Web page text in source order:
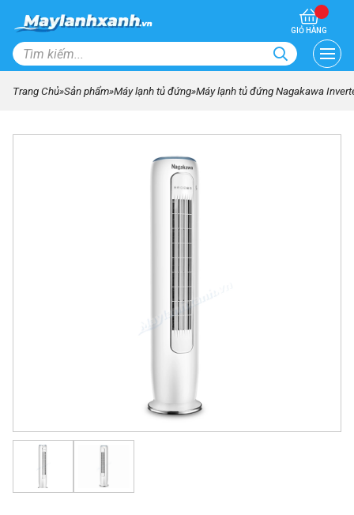
GIỎ HÀNG
Trang Chủ»Sản phẩm»Máy lạnh tủ đứng»Máy lạnh tủ đứng Nagakawa